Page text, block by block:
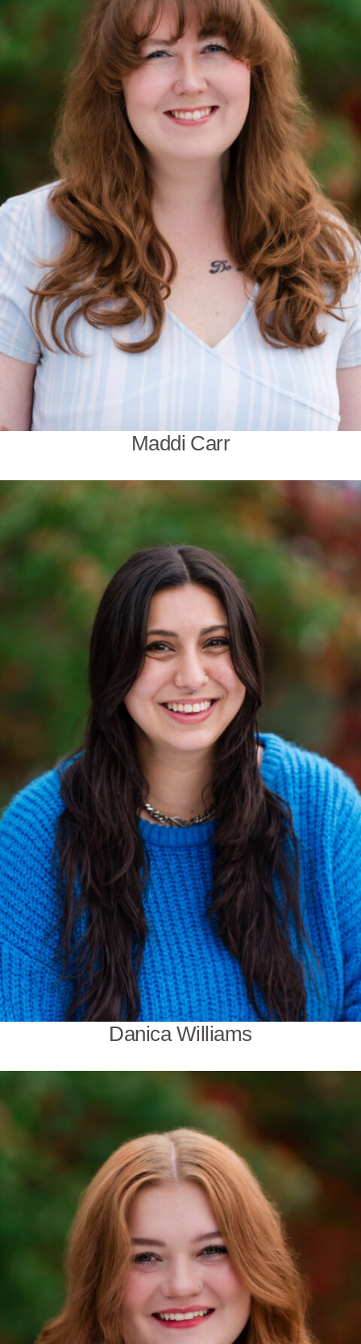
Maddi Carr
Danica Williams